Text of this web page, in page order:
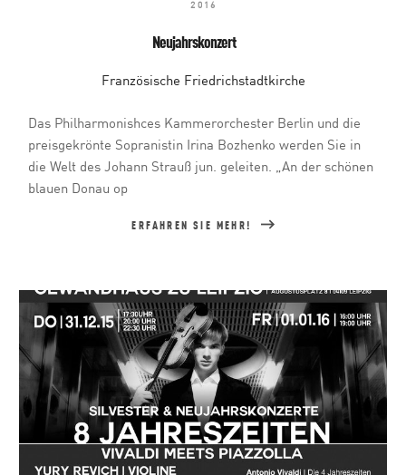
2016
Neujahrskonzert
Französische Friedrichstadtkirche
Das Philharmonishces Kammerorchester Berlin und die
preisgekrönte Sopranistin Irina Bozhenko werden Sie in
die Welt des Johann Strauß jun. geleiten. „An der schönen
blauen Donau op
ERFAHREN SIE MEHR!